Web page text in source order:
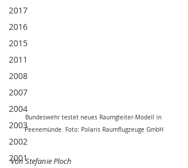
2017
2016
2015
2011
2008
2007
2004
2003
2002
2001
Bundeswehr testet neues Raumgleiter-Modell in
Peenemünde. Foto: Polaris Raumflugzeuge GmbH
Von Stefanie Ploch